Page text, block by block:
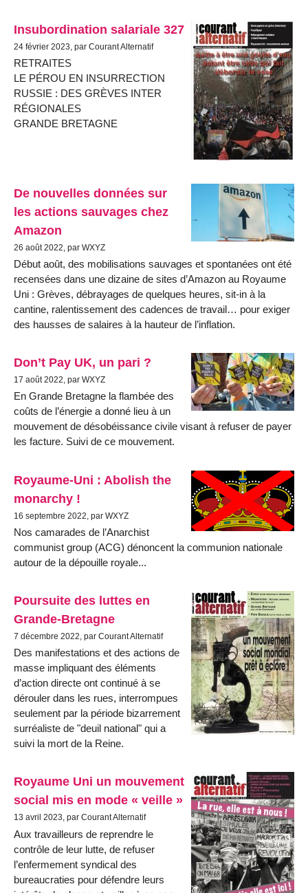
Insubordination salariale 327
24 février 2023, par Courant Alternatif
RETRAITES
LE PÉROU EN INSURRECTION
RUSSIE : DES GRÈVES INTER
RÉGIONALES
GRANDE BRETAGNE
De nouvelles données sur
les actions sauvages chez
Amazon
26 août 2022, par WXYZ
Début août, des mobilisations sauvages et spontanées ont été
recensées dans une dizaine de sites d’Amazon au Royaume
Uni : Grèves, débrayages de quelques heures, sit-in à la
cantine, ralentissement des cadences de travail… pour exiger
des hausses de salaires à la hauteur de l’inflation.
Don’t Pay UK, un pari ?
17 août 2022, par WXYZ
En Grande Bretagne la flambée des
coûts de l’énergie a donné lieu à un
mouvement de désobéissance civile visant à refuser de payer
les facture. Suivi de ce mouvement.
Royaume-Uni : Abolish the
monarchy !
16 septembre 2022, par WXYZ
Nos camarades de l’Anarchist
communist group (ACG) dénoncent la communion nationale
autour de la dépouille royale...
Poursuite des luttes en
Grande-Bretagne
7 décembre 2022, par Courant Alternatif
Des manifestations et des actions de
masse impliquant des éléments
d’action directe ont continué à se
dérouler dans les rues, interrompues
seulement par la période bizarrement
surréaliste de "deuil national" qui a
suivi la mort de la Reine.
Royaume Uni un mouvement
social mis en mode « veille »
13 avril 2023, par Courant Alternatif
Aux travailleurs de reprendre le
contrôle de leur lutte, de refuser
l’enfermement syndical des
bureaucraties pour défendre leurs